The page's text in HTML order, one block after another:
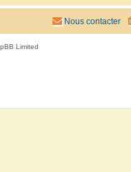
Nous contacter
Limited